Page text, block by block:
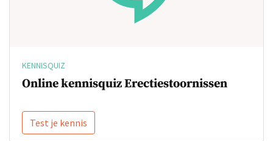
KENNISQUIZ
Online kennisquiz Erectiestoornissen
Test je kennis